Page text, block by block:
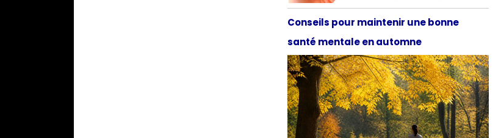
Conseils pour maintenir une bonne
santé mentale en automne